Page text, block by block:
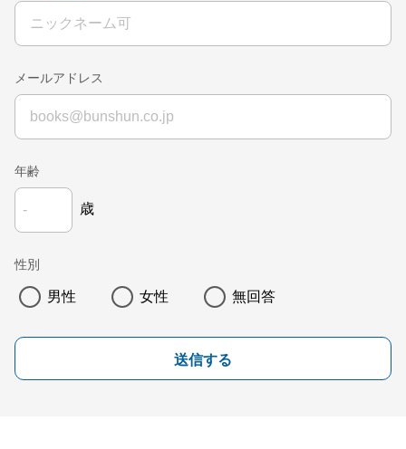
メールアドレス
年齢
歳
性別
男性 女性 無回答
送信する